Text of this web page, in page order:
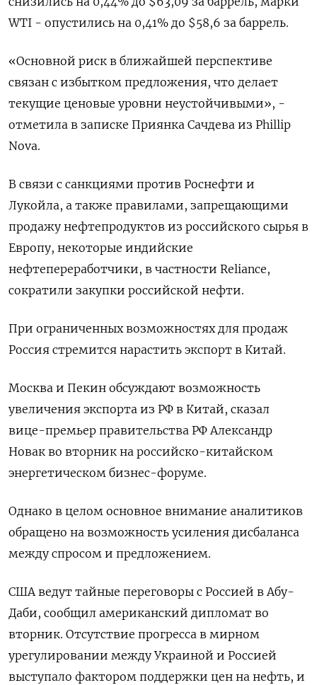
WTI - опустились на 0,41% до $58,6 за баррель.
«Основной риск в ближайшей перспективе
связан с избытком предложения, что делает
текущие ценовые уровни неустойчивыми», -
отметила в записке Приянка Сачдева из Phillip
Nova.
В связи с санкциями против Роснефти и
Лукойла, а также правилами, запрещающими
продажу нефтепродуктов из российского сырья в
Европу, некоторые индийские
нефтепереработчики, в частности Reliance,
сократили закупки российской нефти.
При ограниченных возможностях для продаж
Россия стремится нарастить экспорт в Китай.
Москва и Пекин обсуждают возможность
увеличения экспорта из РФ в Китай, сказал
вице-премьер правительства РФ Александр
Новак во вторник на российско-китайском
энергетическом бизнес-форуме.
Однако в целом основное внимание аналитиков
обращено на возможность усиления дисбаланса
между спросом и предложением.
США ведут тайные переговоры с Россией в Абу-
Даби, сообщил американский дипломат во
вторник. Отсутствие прогресса в мирном
урегулировании между Украиной и Россией
выступало фактором поддержки цен на нефть, и